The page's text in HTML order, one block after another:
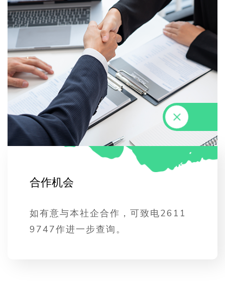
合作机会
如有意与本社企合作，可致电2611
9747作进一步查询。